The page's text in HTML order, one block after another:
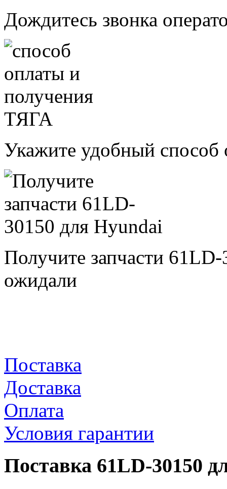
Дождитесь звонка
Укажите удобный
Получите запчасти
ожидали
Поставка
Доставка
Оплата
Условия гарантии
Поставка 61LD-30150